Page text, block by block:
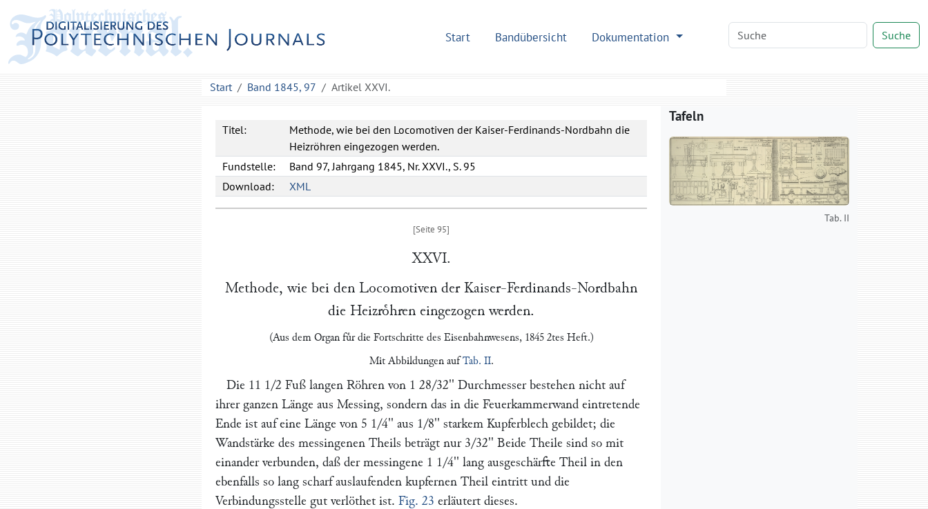
Start Bandübersicht Dokumentation Suche
Start Band 1845, 97 Artikel XXVI.
Titel:
Methode, wie bei den Locomotiven der Kaiser-Ferdinands-Nordbahn die
Heizröhren eingezogen werden.
Fundstelle:
Band 97, Jahrgang 1845, Nr. XXVI., S. 95
Download:
XML
XXVI.
Methode, wie bei den Locomotiven der Kaiser-Ferdinands-Nordbahn
die Heizroͤhren eingezogen werden.
(Aus dem Organ fuͤr die Fortschritte des Eisenbahnwesens, 1845 2tes Heft.)
Mit Abbildungen aufTab. II.
Die 11 1/2 Fuß langen Röhren von 1 28/32'' Durchmesser bestehen nicht auf
ihrer ganzen Länge aus Messing, sondern das in die Feuerkammerwand eintretende
Ende ist auf eine Länge von 5 1/4'' aus 1/8'' starkem Kupferblech gebildet; die
Wandstärke des messingenen Theils beträgt nur 3/32'' Beide Theile sind so mit
einander verbunden, daß der messingene 1 1/4'' lang ausgeschärfte Theil in den
ebenfalls so lang scharf auslaufenden kupfernen Theil eintritt und die
Verbindungsstelle gut verlöthet ist. Fig. 23 erläutert dieses.
Tafeln
Tab. II